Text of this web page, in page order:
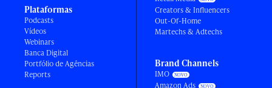
Plataformas
Podcasts
Vídeos
Webinars
Banca Digital
Portfólio de Agências
Reports
Creators & Influencers
Out-Of-Home
Martechs & Adtechs
Brand Channels
IMO
Amazon Ads